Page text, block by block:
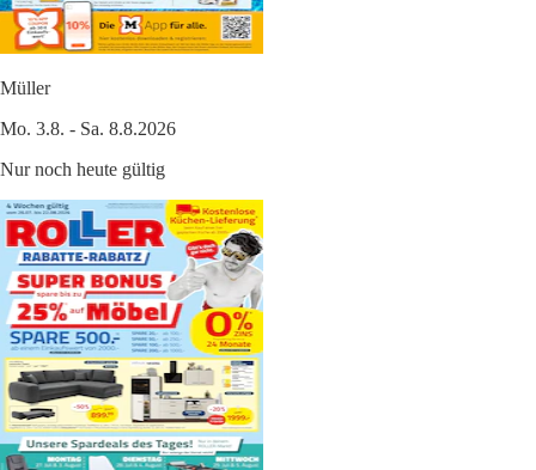
Müller
Mo. 3.8. - Sa. 8.8.2026
Nur noch heute gültig